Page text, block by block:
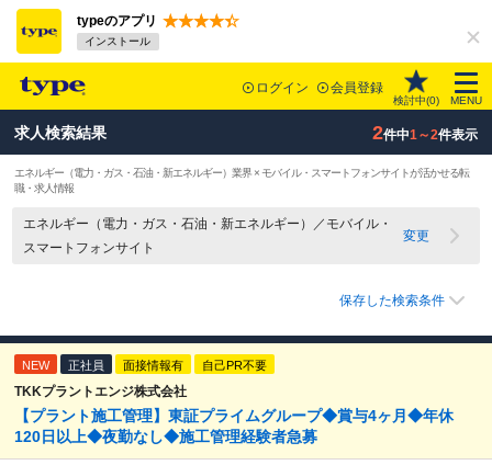
typeのアプリ
インストール
ログイン 会員登録
検討中(0) MENU
求人検索結果 2件中1～2件表示
エネルギー（電力・ガス・石油・新エネルギー）業界 × モバイル・スマートフォンサイトが活かせる転
職・求人情報
エネルギー（電力・ガス・石油・新エネルギー）／モバイル・
スマートフォンサイト
変更
保存した検索条件
NEW 正社員 面接情報有 自己PR不要
TKKプラントエンジ株式会社
【プラント施工管理】東証プライムグループ◆賞与4ヶ月◆年休
120日以上◆夜勤なし◆施工管理経験者急募